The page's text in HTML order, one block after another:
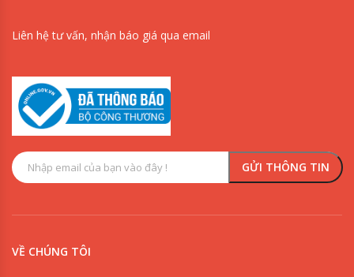
Liên hệ tư vấn, nhận báo giá qua email
VỀ CHÚNG TÔI